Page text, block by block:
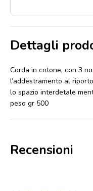
Dettagli
Corda in cotone, con 3
l’addestramento al
lo spazio interdetale
peso gr 500
Recensioni